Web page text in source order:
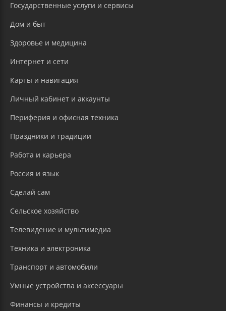
Государственные услуги и сервисы
Дом и быт
Здоровье и медицина
Интернет и сети
Карты и навигация
Личный кабинет и аккаунты
Периферия и офисная техника
Праздники и традиции
Работа и карьера
Россия и язык
Сделай сам
Сельское хозяйство
Телевидение и мультимедиа
Техника и электроника
Транспорт и автомобили
Умные устройства и аксессуары
Финансы и кредиты